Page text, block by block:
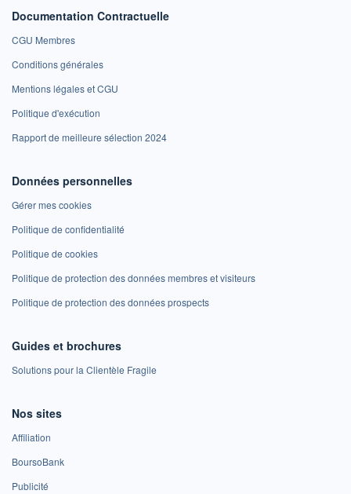
Documentation Contractuelle
CGU Membres
Conditions générales
Mentions légales et CGU
Politique d'exécution
Rapport de meilleure sélection 2024
Données personnelles
Gérer mes cookies
Politique de confidentialité
Politique de cookies
Politique de protection des données membres et visiteurs
Politique de protection des données prospects
Guides et brochures
Solutions pour la Clientèle Fragile
Nos sites
Affiliation
BoursoBank
Publicité